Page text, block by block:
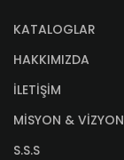
KATALOGLAR
HAKKIMIZDA
İLETİŞİM
MİSYON & VİZYON
S.S.S